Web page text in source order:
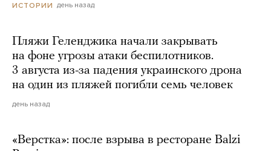
ИСТОРИИ день назад
Пляжи Геленджика начали закрывать
на фоне угрозы атаки беспилотников.
3 августа из-за падения украинского дрона
на один из пляжей погибли семь человек
день назад
«Верстка»: после взрыва в ресторане Balzi